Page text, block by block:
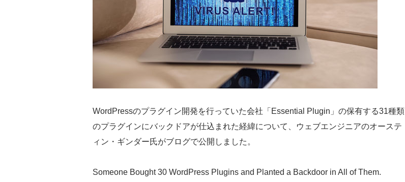
WordPressのプラグイン開発を行っていた会社「Essential Plugin」の保有する31種類
のプラグインにバックドアが仕込まれた経緯について、ウェブエンジニアのオーステ
ィン・ギンダー氏がブログで公開しました。
Someone Bought 30 WordPress Plugins and Planted a Backdoor in All of Them.